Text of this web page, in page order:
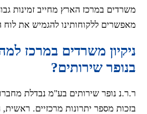
משרדים במרכז הארץ מחייב זמינות
מאפשרים ללקוחותינו להגמיש את לוח
ניקיון משרדים במרכז
בנופר שירותים?
ר.ר.נ נופר שירותים בע"מ נבדלת
בזכות מספר יתרונות מרכזיים. ראשית,